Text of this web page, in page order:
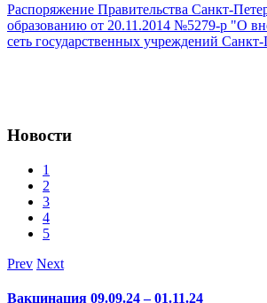
Распоряжение Правительства Санкт-
образованию от 20.11.2014 №5279-р "О
сеть государственных учреждений Санкт-
Новости
1
2
3
4
5
Prev Next
Вакцинация 09.09.24 – 01.11.24